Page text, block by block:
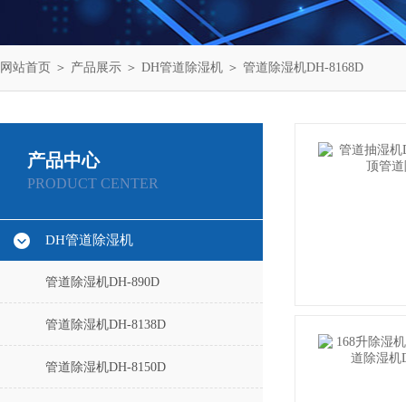
网站首页 ＞ 产品展示 ＞ DH管道除湿机 ＞ 管道除湿机DH-8168D
产品中心
PRODUCT CENTER
DH管道除湿机
管道除湿机DH-890D
管道除湿机DH-8138D
管道除湿机DH-8150D